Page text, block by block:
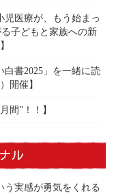
児医療が、もう始まっ
子どもと家族への新
書2025」を一緒に読
開催】
間”！！】
ル
う実感が勇気をくれる